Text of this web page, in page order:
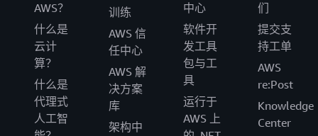
AWS？
什么是
云计
算？
什么是
代理式
人工智
训练
AWS 信
任中心
AWS 解
决方案
库
架构中
中心
软件开
发工具
包与工
具
运行于
AWS 上
们
提交支
持工单
AWS
re:Post
Knowledge
Center